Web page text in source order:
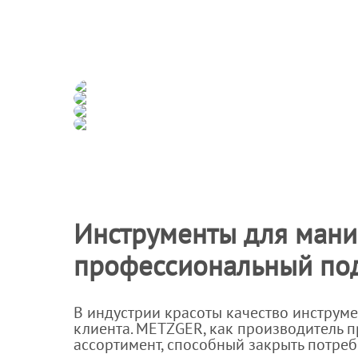
Инструменты для
профессиональный
В индустрии красоты качество
клиента. METZGER, как
ассортимент, способный закрыть